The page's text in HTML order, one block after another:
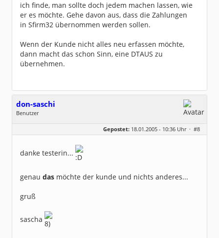
ich finde, man sollte doch jedem machen lassen, wie
er es möchte. Gehe davon aus, dass die Zahlungen
in Sfirm32 übernommen werden sollen.
Wenn der Kunde nicht alles neu erfassen möchte,
dann macht das schon Sinn, eine DTAUS zu
übernehmen.
don-saschi
Benutzer
Beiträge:
104
02 / 2004
Gepostet: 18.01.2005 - 10:36 Uhr · #8
danke testerin...
genau das möchte der kunde und nichts anderes...
gruß
sascha